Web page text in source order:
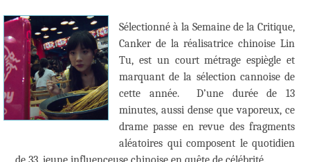
Sélectionné à la Semaine de la Critique,
Canker de la réalisatrice chinoise Lin
Tu, est un court métrage espiègle et
marquant de la sélection cannoise de
cette année. D’une durée de 13
minutes, aussi dense que vaporeux, ce
drame passe en revue des fragments
aléatoires qui composent le quotidien